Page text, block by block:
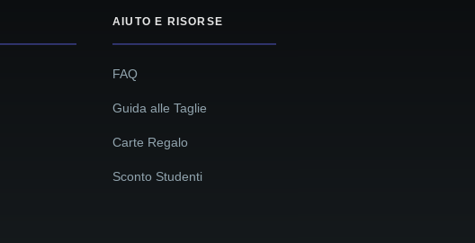
AIUTO E RISORSE
FAQ
Guida alle Taglie
Carte Regalo
Sconto Studenti